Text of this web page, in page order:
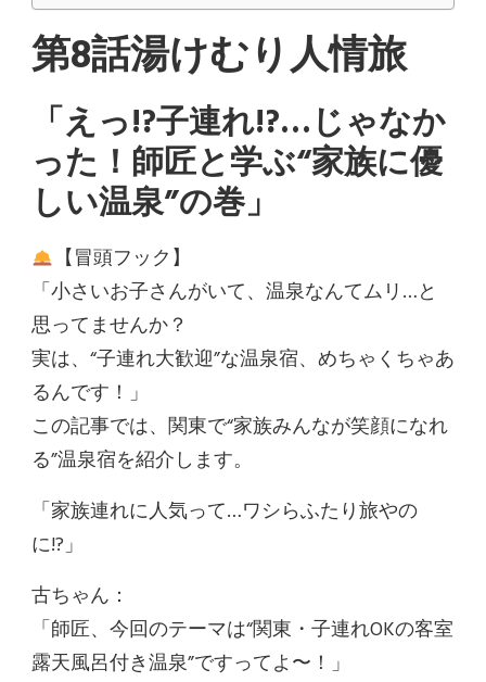
第8話湯けむり人情旅
「えっ!?子連れ!?…じゃなか
った！師匠と学ぶ“家族に優
しい温泉”の巻」
【冒頭フック】
「小さいお子さんがいて、温泉なんてムリ…と
思ってませんか？
実は、“子連れ大歓迎”な温泉宿、めちゃくちゃあ
るんです！」
この記事では、関東で“家族みんなが笑顔になれ
る”温泉宿を紹介します。
「家族連れに人気って…ワシらふたり旅やの
に!?」
古ちゃん：
「師匠、今回のテーマは“関東・子連れOKの客室
露天風呂付き温泉”ですってよ〜！」